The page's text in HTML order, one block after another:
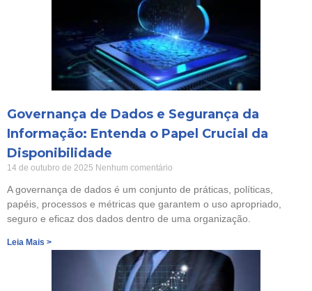
Governança de Dados e Segurança da
Informação: Entenda o Papel Crucial da
Disponibilidade
14 de outubro de 2025 Nenhum comentário
A governança de dados é um conjunto de práticas, políticas,
papéis, processos e métricas que garantem o uso apropriado,
seguro e eficaz dos dados dentro de uma organização.
Leia Mais >